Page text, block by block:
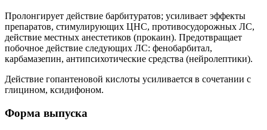
Пролонгирует действие барбитуратов; усиливает эффекты
препаратов, стимулирующих ЦНС, противосудорожных ЛС,
действие местных анестетиков (прокаин). Предотвращает
побочное действие следующих ЛС: фенобарбитал,
карбамазепин, антипсихотические средства (нейролептики).
Действие гопантеновой кислоты усиливается в сочетании с
глицином, ксидифоном.
Форма выпуска